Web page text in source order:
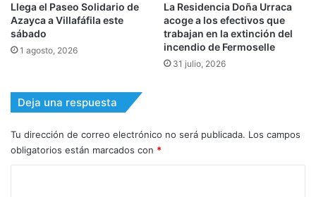
Llega el Paseo Solidario de
Azayca a Villafáfila este
sábado
1 agosto, 2026
La Residencia Doña Urraca
acoge a los efectivos que
trabajan en la extinción del
incendio de Fermoselle
31 julio, 2026
Deja una respuesta
Tu dirección de correo electrónico no será publicada. Los campos
obligatorios están marcados con *